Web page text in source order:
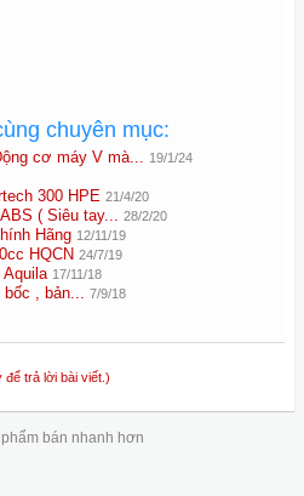
chuyên mục:
cơ máy V mà... 19/1/24
300 HPE 21/4/20
( Siêu tay... 28/2/20
Hãng 12/11/19
HQCN 24/7/19
Aquila 17/11/18
bốc , bản... 7/9/18
trả lời bài viết.)
bán nhanh hơn